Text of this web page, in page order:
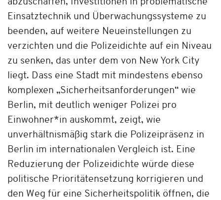
abzuschaffen, Investitionen in problematische
Einsatztechnik und Überwachungssysteme zu
beenden, auf weitere Neueinstellungen zu
verzichten und die Polizeidichte auf ein Niveau
zu senken, das unter dem von New York City
liegt. Dass eine Stadt mit mindestens ebenso
komplexen „Sicherheitsanforderungen“ wie
Berlin, mit deutlich weniger Polizei pro
Einwohner*in auskommt, zeigt, wie
unverhältnismäßig stark die Polizeipräsenz in
Berlin im internationalen Vergleich ist. Eine
Reduzierung der Polizeidichte würde diese
politische Prioritätensetzung korrigieren und
den Weg für eine Sicherheitspolitik öffnen, die